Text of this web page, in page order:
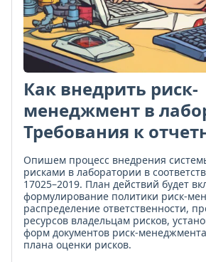
Как внедрить риск-
менеджмент в
Требования к
Опишем процесс внедрения
рисками в лаборатории в
17025–2019. План действий будет
формулирование политики риск-
распределение ответственности,
ресурсов владельцам рисков,
форм документов риск-
плана оценки рисков.